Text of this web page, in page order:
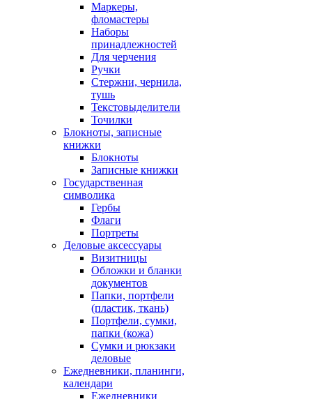
Маркеры,
фломастеры
Наборы
принадлежностей
Для черчения
Ручки
Стержни, чернила,
тушь
Текстовыделители
Точилки
Блокноты, записные
книжки
Блокноты
Записные книжки
Государственная
символика
Гербы
Флаги
Портреты
Деловые аксессуары
Визитницы
Обложки и бланки
документов
Папки, портфели
(пластик, ткань)
Портфели, сумки,
папки (кожа)
Сумки и рюкзаки
деловые
Ежедневники, планинги,
календари
Ежедневники